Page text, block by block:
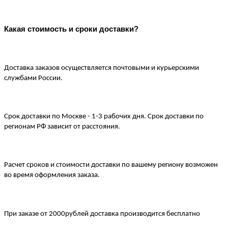
Какая стоимость и сроки доставки?
Доставка заказов осуществляется почтовыми и курьерскими
службами России.
Срок доставки по Москве - 1-3 рабочих дня. Срок доставки по
регионам РФ зависит от расстояния.
Расчет сроков и стоимости доставки по вашему региону возможен
во время оформления заказа.
При заказе от 2000рублей доставка производится бесплатно